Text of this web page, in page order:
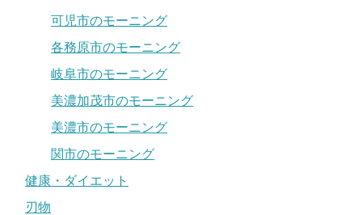
可児市のモーニング
各務原市のモーニング
岐阜市のモーニング
美濃加茂市のモーニング
美濃市のモーニング
関市のモーニング
健康・ダイエット
刃物